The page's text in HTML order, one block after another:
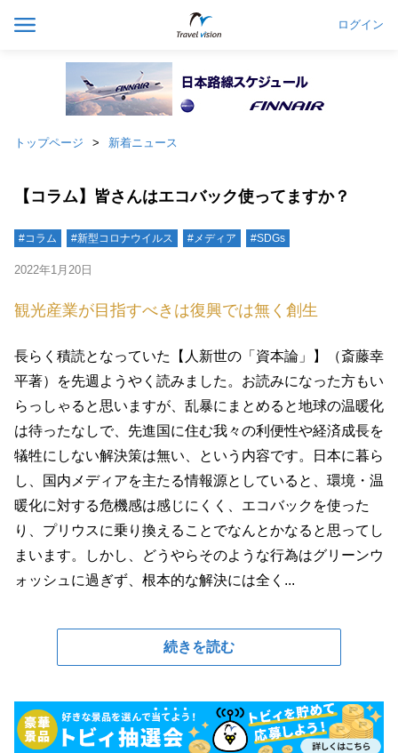
ログイン
トップページ 新着ニュース
【コラム】皆さんはエコバック使ってますか？
#コラム #新型コロナウイルス #メディア #SDGs
2022年1月20日
観光産業が目指すべきは復興では無く創生
長らく積読となっていた【人新世の「資本論」】（斎藤幸
平著）を先週ようやく読みました。お読みになった方もい
らっしゃると思いますが、乱暴にまとめると地球の温暖化
は待ったなしで、先進国に住む我々の利便性や経済成長を
犠牲にしない解決策は無い、という内容です。日本に暮ら
し、国内メディアを主たる情報源としていると、環境・温
暖化に対する危機感は感じにくく、エコバックを使った
り、プリウスに乗り換えることでなんとかなると思ってし
まいます。しかし、どうやらそのような行為はグリーンウ
ォッシュに過ぎず、根本的な解決には全く...
続きを読む